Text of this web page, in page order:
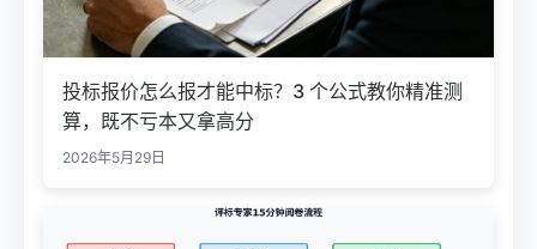
投标报价怎么报才能中标？3 个公式教你精准测
算，既不亏本又拿高分
2026年5月29日